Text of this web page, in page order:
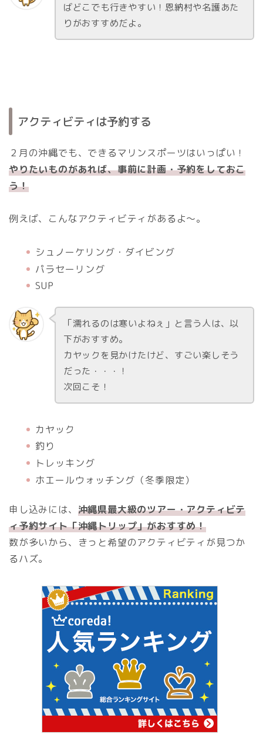
ばどこでも行きやすい！恩納村や名護あた
りがおすすめだよ。
アクティビティは予約する
２月の沖縄でも、できるマリンスポーツはいっぱい！
やりたいものがあれば、事前に計画・予約をしておこ
う！
例えば、こんなアクティビティがあるよ～。
シュノーケリング・ダイビング
パラセーリング
SUP
「濡れるのは寒いよねぇ」と言う人は、以
下がおすすめ。
カヤックを見かけたけど、すごい楽しそう
だった・・・！
次回こそ！
カヤック
釣り
トレッキング
ホエールウォッチング（冬季限定）
申し込みには、 沖縄県最大級のツアー・アクティビテ
ィ予約サイト「沖縄トリップ」がおすすめ！
数が多いから、きっと希望のアクティビティが見つか
るハズ。